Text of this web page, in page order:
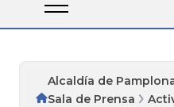
Alcaldía de
Sala de Prensa